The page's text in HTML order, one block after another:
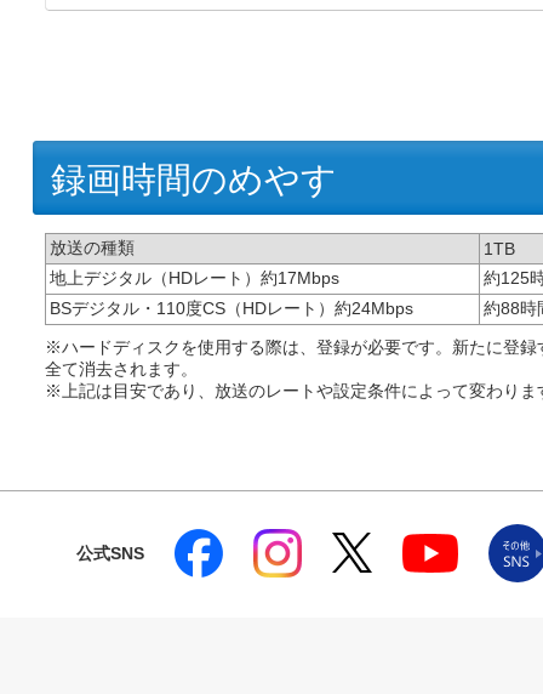
録画時間のめやす
放送の種類
1TB
地上デジタル（HDレート）約17Mbps
約125
BSデジタル・110度CS（HDレート）約24Mbps
約88時
※ハードディスクを使用する際は、登録が必要です。新たに登
全て消去されます。
※上記は目安であり、放送のレートや設定条件によって変わりま
公式SNS